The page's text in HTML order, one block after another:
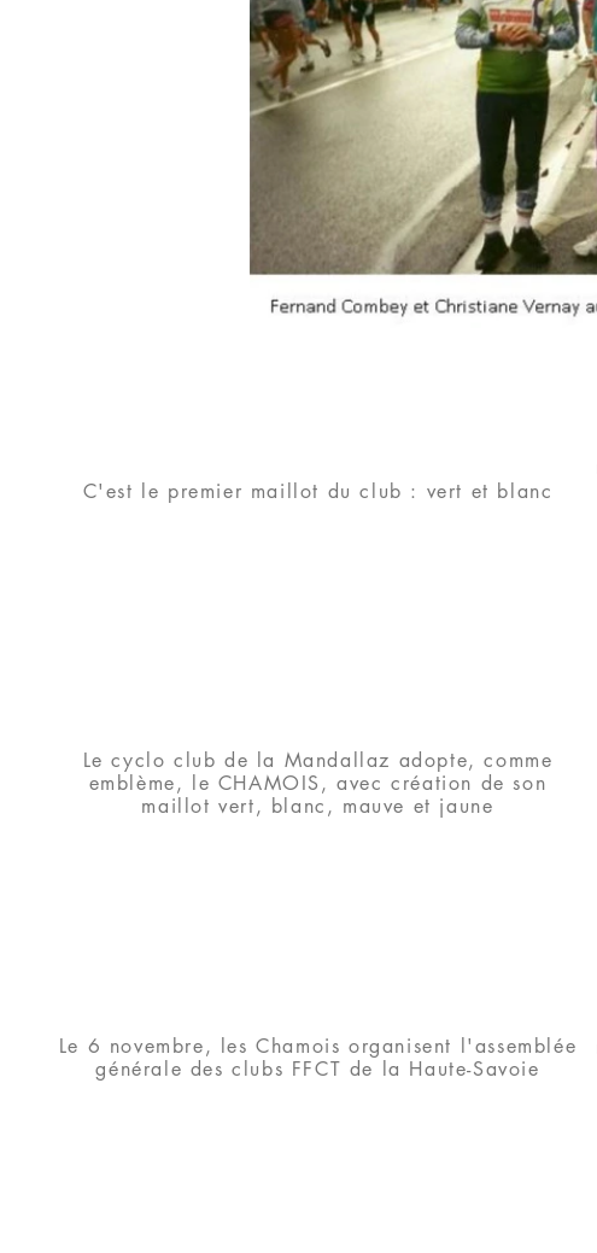
C'est le premier maillot du club : vert et blanc
Le cyclo club de la Mandallaz adopte, comme
emblème, le CHAMOIS, avec création de son
maillot vert, blanc, mauve et jaune
Le 6 novembre, les Chamois organisent l'assemblée
générale des clubs FFCT de la Haute-Savoie